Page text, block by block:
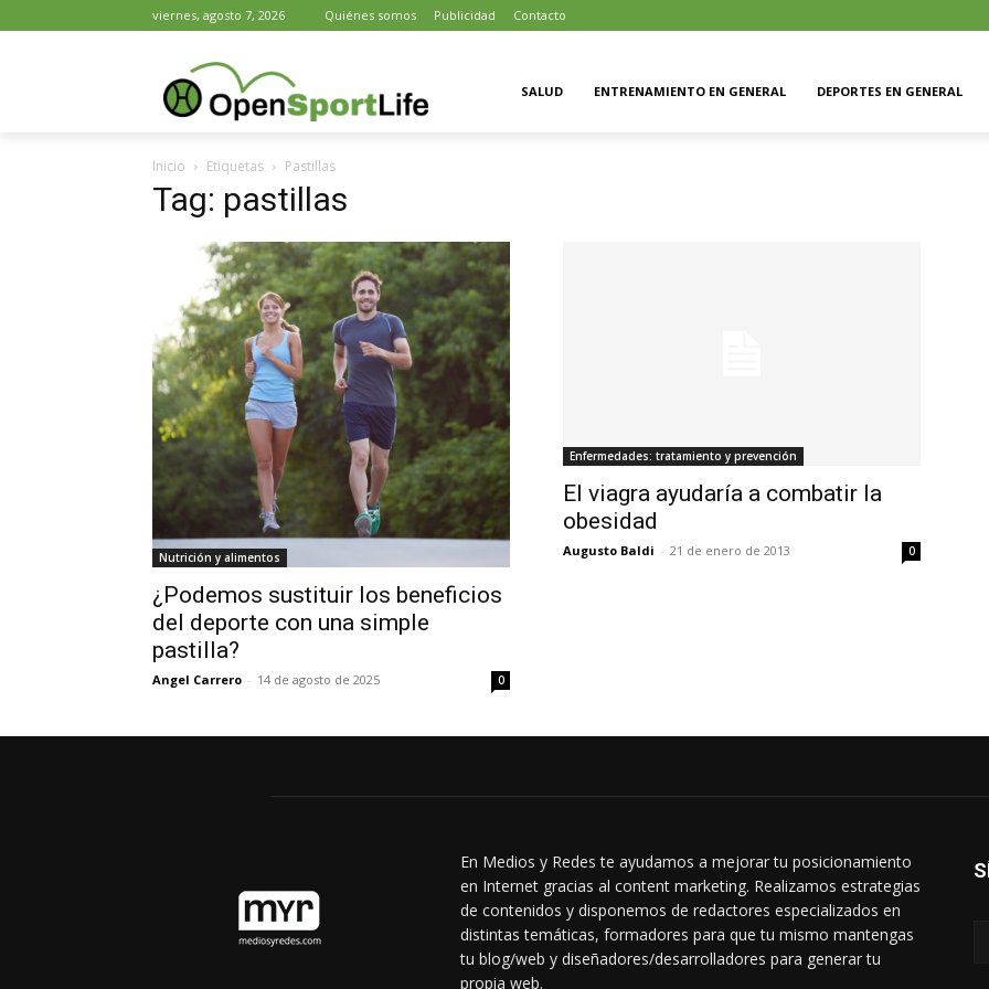
viernes, agosto 7, 2026 Quiénes somos Publicidad Contacto
SALUD ENTRENAMIENTO EN GENERAL DEPORTES EN GENERAL
Inicio Etiquetas Pastillas
Tag: pastillas
Nutrición y alimentos
¿Podemos sustituir los beneficios
del deporte con una simple
pastilla?
Angel Carrero - 14 de agosto de 2025 0
Enfermedades: tratamiento y prevención
El viagra ayudaría a combatir la
obesidad
Augusto Baldi - 21 de enero de 2013 0
En Medios y Redes te ayudamos a mejorar tu posicionamiento
en Internet gracias al content marketing. Realizamos estrategias
de contenidos y disponemos de redactores especializados en
distintas temáticas, formadores para que tu mismo mantengas
tu blog/web y diseñadores/desarrolladores para generar tu
propia web.